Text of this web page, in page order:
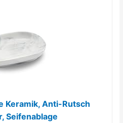
Keramik, Anti-Rutsch
Seifenablage